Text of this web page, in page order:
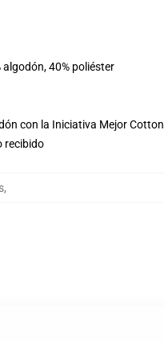
algodón, 40% poliéster
con la Iniciativa Mejor Cotton
recibido
,